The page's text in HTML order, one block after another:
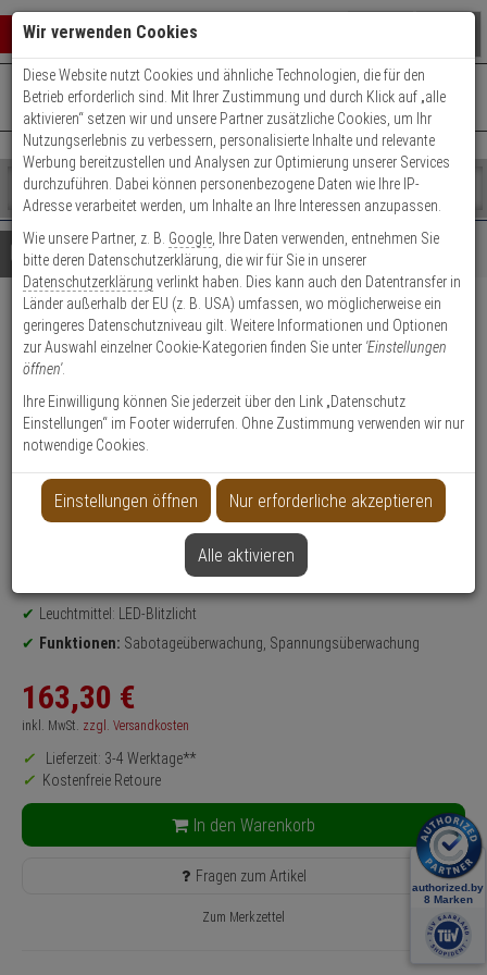
Warenkorb schließen
0 ARTIKEL IM WARENKORB
Ihr Warenkorb ist momentan leer.
Ergebnisse ()
Fertig
Shop
durchsuchen
Bitte
geben
Sie
mindestens
Zeichen
ein,
um
Suche
Es
wurde
noch
Kategorien
Suche
gestartet
+49 (0)821 899 493-0Mo. - Do.: 8:00 - 16:30 | Fr.: 8:00 - 14:00 Uhr
Kontaktservice nutzen
Details Beratung
Abus AZSG10011 Draht-
Außensirene, blau
Produktmerkmale
Datenblatt drucken
Produktinformationen
Sirene
Außenbereich
Leuchtmittel: LED-Blitzlicht
Funktionen: Sabotageüberwachung, Spannungsüberwachung
163,30 €
inkl. MwSt. zzgl. Versandkosten
Lieferzeit: 3-4 Werktage**
Kostenfreie Retoure
In den Warenkorb
Fragen zum Artikel
Zum Merkzettel
Wir verwenden Cookies
Diese Website nutzt Cookies und ähnliche Technologien, die für den
Betrieb erforderlich sind. Mit Ihrer Zustimmung und durch Klick auf „alle
aktivieren“ setzen wir und unsere Partner zusätzliche Cookies, um Ihr
Nutzungserlebnis zu verbessern, personalisierte Inhalte und relevante
Werbung bereitzustellen und Analysen zur Optimierung unserer Services
durchzuführen. Dabei können personenbezogene Daten wie Ihre IP-
Adresse verarbeitet werden, um Inhalte an Ihre Interessen anzupassen.
Wie unsere Partner, z. B. Google , Ihre Daten verwenden, entnehmen Sie
bitte deren Datenschutzerklärung, die wir für Sie in unserer
Datenschutzerklärung verlinkt haben. Dies kann auch den Datentransfer in
Länder außerhalb der EU (z. B. USA) umfassen, wo möglicherweise ein
geringeres Datenschutzniveau gilt. Weitere Informationen und Optionen
zur Auswahl einzelner Cookie-Kategorien finden Sie unter 'Einstellungen
öffnen'.
Ihre Einwilligung können Sie jederzeit über den Link „Datenschutz
Einstellungen“ im Footer widerrufen. Ohne Zustimmung verwenden wir nur
notwendige Cookies.
Einstellungen öffnen Nur erforderliche akzeptieren
Alle aktivieren